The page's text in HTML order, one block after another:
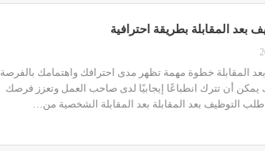
بعد المقابلة بطريقة احترافية
المقابلة خطوة مهمة تظهر مدى احترافك واهتمامك بالفرصة
يمكن أن تترك انطباعًا إيجابيًا لدى صاحب العمل وتعزز فرصك
طلب التوظيف بعد المقابلة بعد المقابلة الشخصية من…